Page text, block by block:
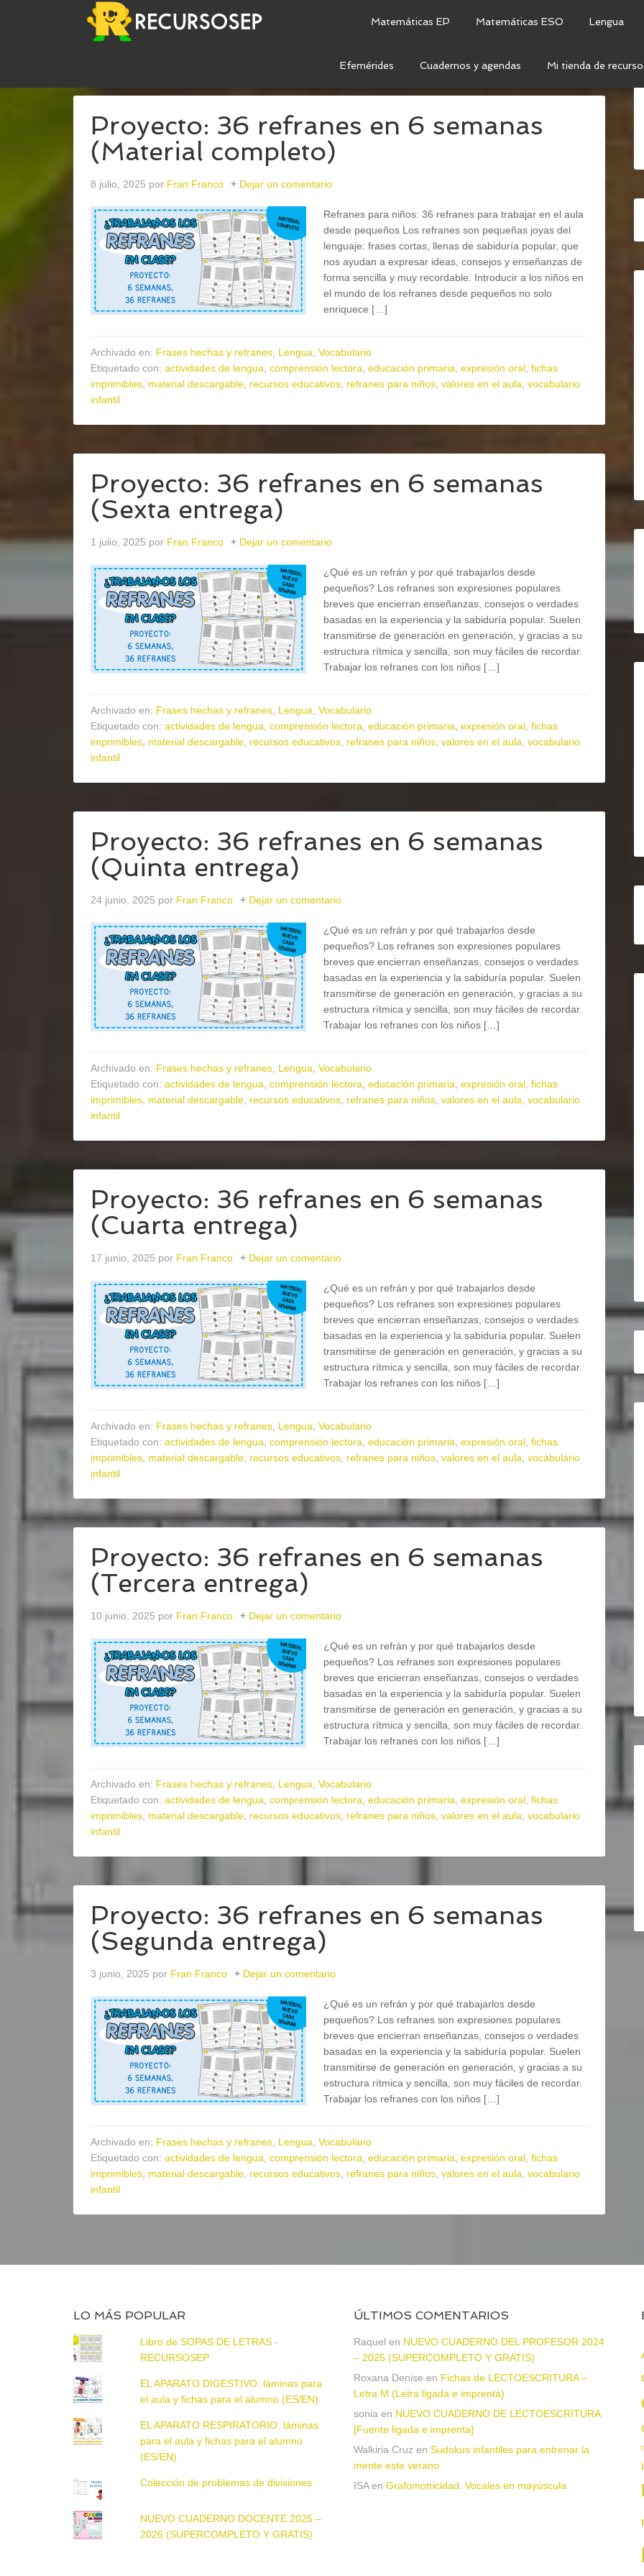
Matemáticas EP Matemáticas ESO Lengua
Efemérides Cuadernos y agendas Mi tienda de
Proyecto: 36 refranes en 6 semanas
(Material completo)
8 julio, 2025 por Fran Franco Dejar un comentario
Refranes para niños: 36 refranes para trabajar en el aula
desde pequeños Los refranes son pequeñas joyas del
lenguaje: frases cortas, llenas de sabiduría popular, que
nos ayudan a expresar ideas, consejos y enseñanzas de
forma sencilla y muy recordable. Introducir a los niños en
el mundo de los refranes desde pequeños no solo
enriquece […]
Archivado en: Frases hechas y refranes Lengua Vocabulario
Etiquetado con: actividades de lengua comprensión lectora educación primaria expresión oral fichas
imprimibles material descargable recursos educativos refranes para niños valores en el aula vocabulario
infantil
Proyecto: 36 refranes en 6 semanas
(Sexta entrega)
1 julio, 2025 por Fran Franco Dejar un comentario
¿Qué es un refrán y por qué trabajarlos desde
pequeños? Los refranes son expresiones populares
breves que encierran enseñanzas, consejos o verdades
basadas en la experiencia y la sabiduría popular. Suelen
transmitirse de generación en generación, y gracias a su
estructura rítmica y sencilla, son muy fáciles de recordar.
Trabajar los refranes con los niños […]
Archivado en: Frases hechas y refranes Lengua Vocabulario
Etiquetado con: actividades de lengua comprensión lectora educación primaria expresión oral fichas
imprimibles material descargable recursos educativos refranes para niños valores en el aula vocabulario
infantil
Proyecto: 36 refranes en 6 semanas
(Quinta entrega)
24 junio, 2025 por Fran Franco Dejar un comentario
¿Qué es un refrán y por qué trabajarlos desde
pequeños? Los refranes son expresiones populares
breves que encierran enseñanzas, consejos o verdades
basadas en la experiencia y la sabiduría popular. Suelen
transmitirse de generación en generación, y gracias a su
estructura rítmica y sencilla, son muy fáciles de recordar.
Trabajar los refranes con los niños […]
Archivado en: Frases hechas y refranes Lengua Vocabulario
Etiquetado con: actividades de lengua comprensión lectora educación primaria expresión oral fichas
imprimibles material descargable recursos educativos refranes para niños valores en el aula vocabulario
infantil
Proyecto: 36 refranes en 6 semanas
(Cuarta entrega)
17 junio, 2025 por Fran Franco Dejar un comentario
¿Qué es un refrán y por qué trabajarlos desde
pequeños? Los refranes son expresiones populares
breves que encierran enseñanzas, consejos o verdades
basadas en la experiencia y la sabiduría popular. Suelen
transmitirse de generación en generación, y gracias a su
estructura rítmica y sencilla, son muy fáciles de recordar.
Trabajar los refranes con los niños […]
Archivado en: Frases hechas y refranes Lengua Vocabulario
Etiquetado con: actividades de lengua comprensión lectora educación primaria expresión oral fichas
imprimibles material descargable recursos educativos refranes para niños valores en el aula vocabulario
infantil
Proyecto: 36 refranes en 6 semanas
(Tercera entrega)
10 junio, 2025 por Fran Franco Dejar un comentario
¿Qué es un refrán y por qué trabajarlos desde
pequeños? Los refranes son expresiones populares
breves que encierran enseñanzas, consejos o verdades
basadas en la experiencia y la sabiduría popular. Suelen
transmitirse de generación en generación, y gracias a su
estructura rítmica y sencilla, son muy fáciles de recordar.
Trabajar los refranes con los niños […]
Archivado en: Frases hechas y refranes Lengua Vocabulario
Etiquetado con: actividades de lengua comprensión lectora educación primaria expresión oral fichas
imprimibles material descargable recursos educativos refranes para niños valores en el aula vocabulario
infantil
Proyecto: 36 refranes en 6 semanas
(Segunda entrega)
3 junio, 2025 por Fran Franco Dejar un comentario
¿Qué es un refrán y por qué trabajarlos desde
pequeños? Los refranes son expresiones populares
breves que encierran enseñanzas, consejos o verdades
basadas en la experiencia y la sabiduría popular. Suelen
transmitirse de generación en generación, y gracias a su
estructura rítmica y sencilla, son muy fáciles de recordar.
Trabajar los refranes con los niños […]
Archivado en: Frases hechas y refranes Lengua Vocabulario
Etiquetado con: actividades de lengua comprensión lectora educación primaria expresión oral fichas
imprimibles material descargable recursos educativos refranes para niños valores en el aula vocabulario
infantil
LO MÁS POPULAR
Libro de SOPAS DE LETRAS -
RECURSOSEP
EL APARATO DIGESTIVO: láminas para
el aula y fichas para el alumno (ES/EN)
EL APARATO RESPIRATORIO: láminas
para el aula y fichas para el alumno
(ES/EN)
Colección de problemas de divisiones
NUEVO CUADERNO DOCENTE 2025 –
2026 (SUPERCOMPLETO Y GRATIS)
ÚLTIMOS COMENTARIOS
Raquel en NUEVO CUADERNO DEL PROFESOR 2024
– 2025 (SUPERCOMPLETO Y GRATIS)
Roxana Denise en Fichas de LECTOESCRITURA –
Letra M (Letra ligada e imprenta)
sonia en NUEVO CUADERNO DE LECTOESCRITURA
[Fuente ligada e imprenta]
Walkiria Cruz en Sudokus infantiles para entrenar la
mente este verano
ISAen Grafomotricidad. Vocales en mayúscula